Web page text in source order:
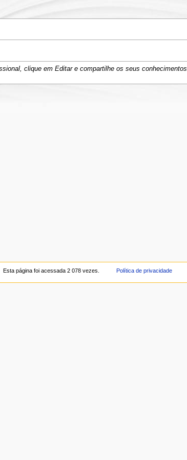
clique em Editar e compartilhe os seus conhecimentos.
Esta página foi acessada 2 078 vezes. Política de privacidade